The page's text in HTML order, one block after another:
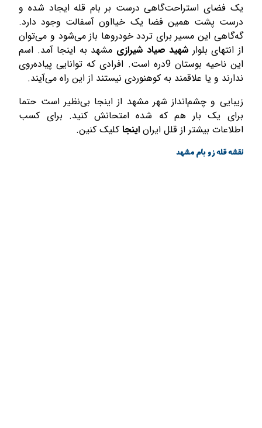
یک فضای استراحت‌گاهی درست بر بام قله ایجاد شده و
درست پشت همین فضا یک خیااون آسفالت وجود دارد.
گه‌گاهی این مسیر برای تردد خودروها باز می‌شود و می‌توان
از انتهای بلوار شهید صیاد شیرازی مشهد به اینجا آمد. اسم
این ناحیه بوستان 9دره است. افرادی که توانایی پیاده‌روی
ندارند و یا علاقمند به کوهنوردی نیستند از این راه می‌آیند.
زیبایی و چشم­‌انداز شهر مشهد از اینجا بی‌­نظیر است حتما
برای یک بار هم که شده امتحانش کنید. برای کسب
اطلاعات بیشتر از قلل ایراناینجا کلیک کنین.
نقشه قله زو بام مشهد